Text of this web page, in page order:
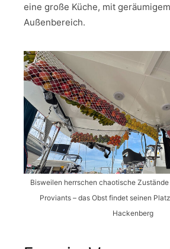
eine große Küche, mit
Außenbereich.
Bisweilen herrschen chaotische
Proviants – das Obst findet seinen
Hackenberg